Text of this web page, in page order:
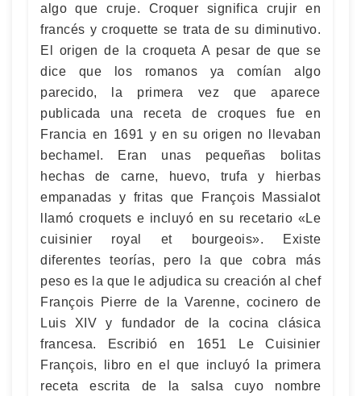
algo que cruje. Croquer significa crujir en
francés y croquette se trata de su diminutivo.
El origen de la croqueta A pesar de que se
dice que los romanos ya comían algo
parecido, la primera vez que aparece
publicada una receta de croques fue en
Francia en 1691 y en su origen no llevaban
bechamel. Eran unas pequeñas bolitas
hechas de carne, huevo, trufa y hierbas
empanadas y fritas que François Massialot
llamó croquets e incluyó en su recetario «Le
cuisinier royal et bourgeois». Existe
diferentes teorías, pero la que cobra más
peso es la que le adjudica su creación al chef
François Pierre de la Varenne, cocinero de
Luis XIV y fundador de la cocina clásica
francesa. Escribió en 1651 Le Cuisinier
François, libro en el que incluyó la primera
receta escrita de la salsa cuyo nombre